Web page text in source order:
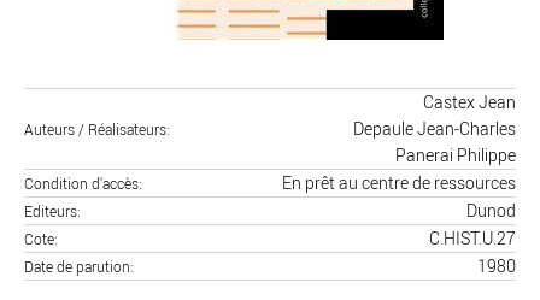
Auteurs / Réalisateurs
Castex Jean
Depaule Jean-Charles
Panerai Philippe
Condition d'accès En prêt au centre de ressources
Editeurs Dunod
Cote C.HIST.U.27
Date de parution 1980